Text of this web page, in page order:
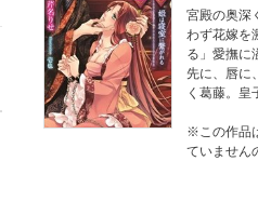
宮殿の奥深
わず花嫁を
る」愛撫に
先に、唇に
く葛藤。皇
※この作品
ていません